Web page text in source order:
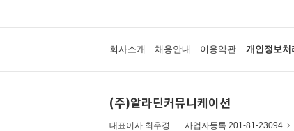
회사소개 채용안내 이용약관 개인정보처
(주)알라딘커뮤니케이션
대표이사 최우경 사업자등록 201-81-23094